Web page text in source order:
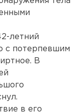
летний
с потерпевшим
В
в его